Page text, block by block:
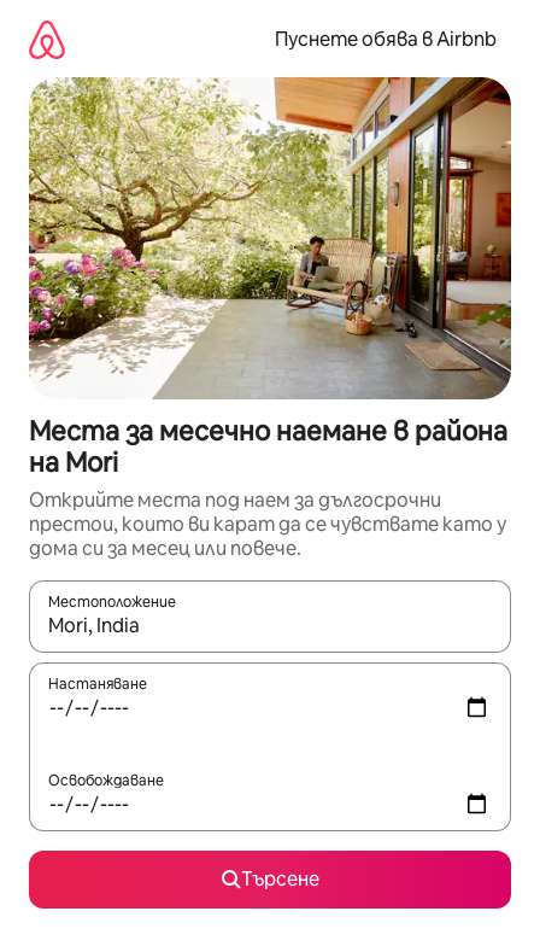
съдържанието
Пуснете обява в Airbnb
Места за месечно наемане в района
на Mori
Открийте места под наем за дългосрочни
престои, които ви карат да се чувствате като у
дома си за месец или повече.
Местоположение
Когато резултатите се покажат, използвайте
Настаняване
Освобождаване
Търсене